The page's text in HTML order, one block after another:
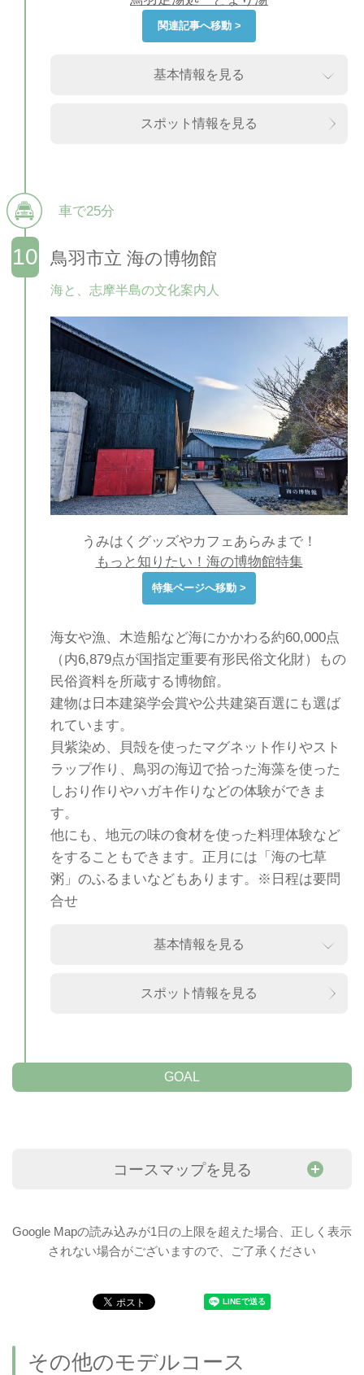
関連記事へ移動 >
基本情報を見る
スポット情報を見る
車で25分
鳥羽市立 海の博物館
海と、志摩半島の文化案内人
うみはくグッズやカフェあらみまで！
もっと知りたい！海の博物館特集
特集ページへ移動 >
海女や漁、木造船など海にかかわる約60,000点
（内6,879点が国指定重要有形民俗文化財）もの
民俗資料を所蔵する博物館。
建物は日本建築学会賞や公共建築百選にも選ば
れています。
貝紫染め、貝殻を使ったマグネット作りやスト
ラップ作り、鳥羽の海辺で拾った海藻を使った
しおり作りやハガキ作りなどの体験ができま
す。
他にも、地元の味の食材を使った料理体験など
をすることもできます。正月には「海の七草
粥」のふるまいなどもあります。※日程は要問
合せ
基本情報を見る
スポット情報を見る
GOAL
コースマップを見る
Google Mapの読み込みが1日の上限を超えた場合、正しく表示
されない場合がございますので、ご了承ください
その他のモデルコース